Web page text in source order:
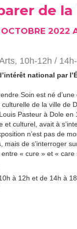
de
2022
10h-12h /
national par
Soin est né
de la ville de
Pasteur à Dole
et culturel, avait à
n’est pas de
mais de s’interroger
« cure » et «
à 12h et de 14h à